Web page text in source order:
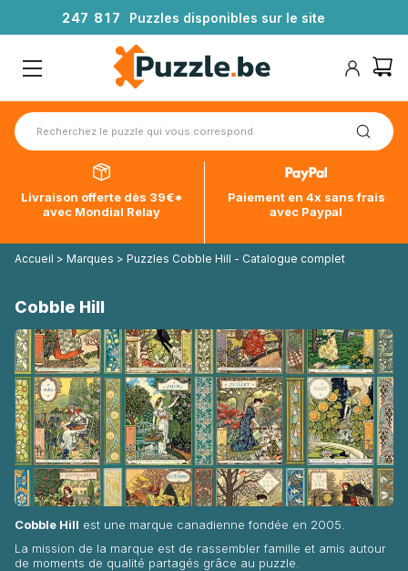
247 81 7 Puzzles disponibles sur le site
Livraison offerte dès 39€*
avec Mondial Relay
Paiement en 4x sans frais
avec Paypal
Accueil > Marques > Puzzles Cobble Hill - Catalogue complet
Cobble Hill
Cobble Hill est une marque canadienne fondée en 2005.
La mission de la marque est de rassembler famille et amis autour
de moments de qualité partagés grâce au puzzle.